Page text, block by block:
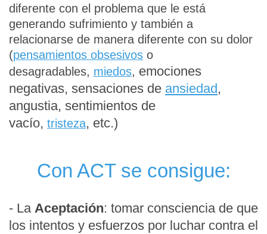
diferente con el problema que le está
generando sufrimiento y también a
relacionarse de manera diferente con su dolor
(pensamientos obsesivos o
desagradables, miedos, emociones
negativas, sensaciones de ansiedad,
angustia, sentimientos de
vacío, tristeza, etc.)
Con ACT se consigue:
- La Aceptación: tomar consciencia de que
los intentos y esfuerzos por luchar contra el